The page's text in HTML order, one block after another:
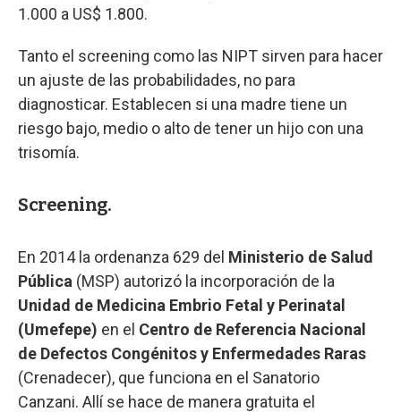
1.000 a US$ 1.800.
Tanto el screening como las NIPT sirven para hacer
un ajuste de las probabilidades, no para
diagnosticar. Establecen si una madre tiene un
riesgo bajo, medio o alto de tener un hijo con una
trisomía.
Screening.
En 2014 la ordenanza 629 del Ministerio de Salud
Pública (MSP) autorizó la incorporación de la
Unidad de Medicina Embrio Fetal y Perinatal
(Umefepe) en el Centro de Referencia Nacional
de Defectos Congénitos y Enfermedades Raras
(Crenadecer), que funciona en el Sanatorio
Canzani. Allí se hace de manera gratuita el